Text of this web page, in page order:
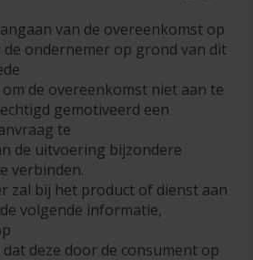
van de overeenkomst op
de ondernemer op grond van dit
de overeenkomst niet aan te
gemotiveerd een
te
de uitvoering bijzondere
verbinden.
zal bij het product of dienst aan
volgende informatie,
deze door de consument op